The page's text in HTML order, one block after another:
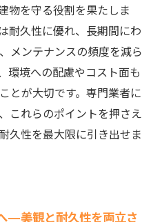
物を守る役割を果たしま
耐久性に優れ、長期間にわ
メンテナンスの頻度を減ら
環境への配慮やコスト面も
とが大切です。専門業者に
これらのポイントを押さえ
久性を最大限に引き出せま
—美観と耐久性を両立さ